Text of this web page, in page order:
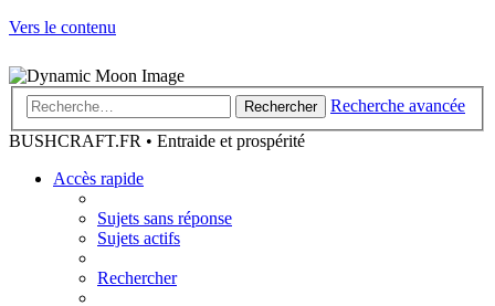
Vers le contenu
Rechercher
Recherche avancée
BUSHCRAFT.FR • Entraide et prospérité
Accès rapide
Sujets sans réponse
Sujets actifs
Rechercher